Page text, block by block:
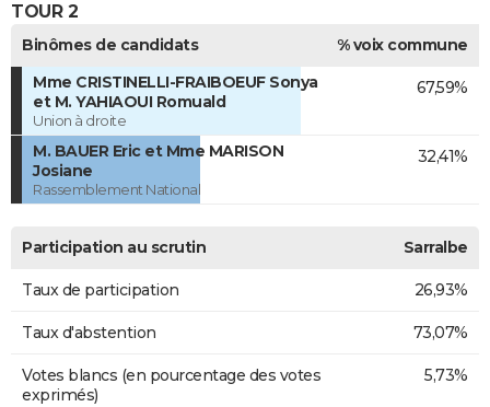
TOUR 2
Binômes de candidats
% voix commune
Mme CRISTINELLI-FRAIBOEUF Sonya
et M. YAHIAOUI Romuald
Union à droite
67,59%
M. BAUER Eric et Mme MARISON
Josiane
Rassemblement National
32,41%
Participation au scrutin Sarralbe
Taux de participation 26,93%
Taux d'abstention 73,07%
Votes blancs (en pourcentage des votes
exprimés)
5,73%